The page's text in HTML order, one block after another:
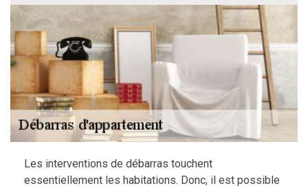
Les interventions de débarras touchent
essentiellement les habitations. Donc, il est possible